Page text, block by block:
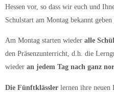
Hessen vor, so dass wir euch und
Schulstart am Montag bekannt geben
Am Montag starten wieder alle
den Präsenzunterricht, d.h. die
wieder an jedem Tag nach ganz
Die Fünftklässler lernen ihre neuen